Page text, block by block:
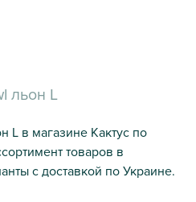
льон L
L в магазине Кактус по
товаров в
с доставкой по Украине.